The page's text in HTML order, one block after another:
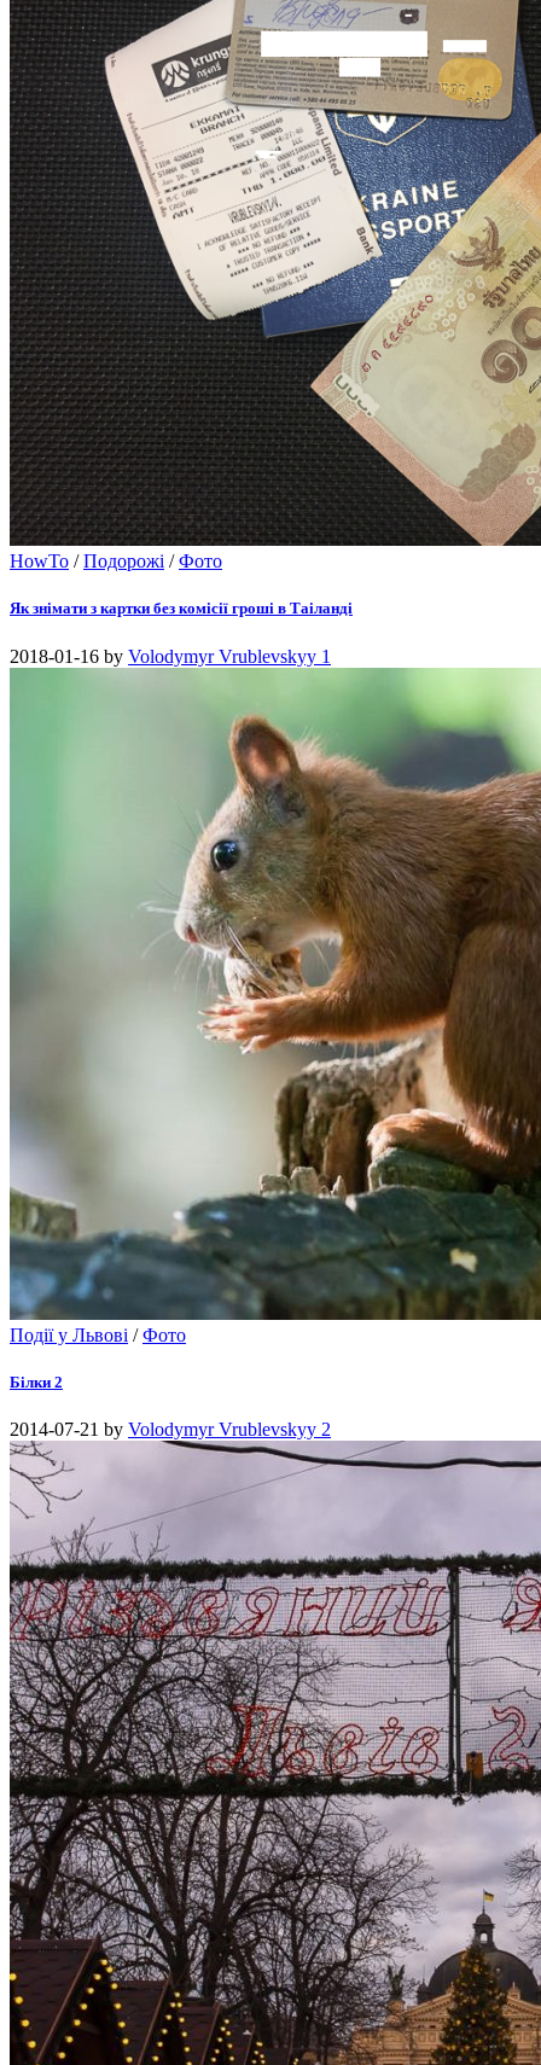
HowTo /Подорожі /Фото
Як знімати з картки без комісії гроші в Таіланді
2018-01-16 by Volodymyr Vrublevskyy 1
Події у Львові /Фото
Білки 2
2014-07-21 by Volodymyr Vrublevskyy 2